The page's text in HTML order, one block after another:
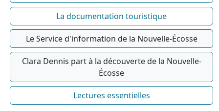
La documentation touristique
Le Service d'information de la Nouvelle-Écosse
Clara Dennis part à la découverte de la Nouvelle-
Écosse
Lectures essentielles